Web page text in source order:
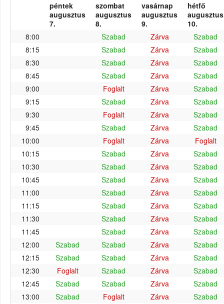
péntek
augusztus
7.
szombat
augusztus
8.
vasárnap
augusztus
9.
hétfő
augusztus
10.
8:00
Szabad Zárva
Szabad
8:15
Szabad Zárva
Szabad
8:30
Szabad Zárva
Szabad
8:45
Szabad Zárva
Szabad
9:00
Foglalt Zárva
Szabad
9:15
Szabad Zárva
Szabad
9:30
Foglalt Zárva
Szabad
9:45
Szabad Zárva
Szabad
10:00
Foglalt Zárva
Foglalt
10:15
Szabad Zárva
Szabad
10:30
Szabad Zárva
Szabad
10:45
Szabad Zárva
Szabad
11:00
Szabad Zárva
Szabad
11:15
Szabad Zárva
Szabad
11:30
Szabad Zárva
Szabad
11:45
Szabad Zárva
Szabad
12:00
Szabad Szabad Zárva
Szabad
12:15
Szabad Szabad Zárva
Szabad
12:30
Foglalt Szabad Zárva
Szabad
12:45
Szabad Szabad Zárva
Szabad
13:00
Szabad Foglalt Zárva
Szabad